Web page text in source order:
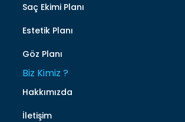
Saç Ekimi Planı
Estetik Planı
Göz Planı
Biz Kimiz ?
Hakkımızda
İletişim